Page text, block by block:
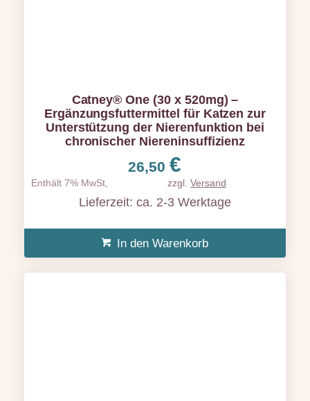
Catney® One (30 x 520mg) –
Ergänzungsfuttermittel für Katzen zur
Unterstützung der Nierenfunktion bei
chronischer Niereninsuffizienz
26,50€
Enthält 7% MwSt, zzgl. Versand
Lieferzeit: ca. 2-3 Werktage
In den Warenkorb